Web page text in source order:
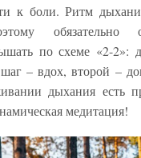
к боли. Ритм
обязательно
по схеме «2-2»:
– вдох, второй –
дыхания есть
медитация!